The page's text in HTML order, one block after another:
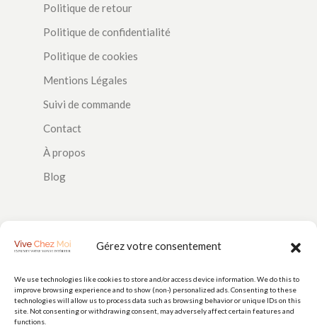
Gérez votre consentement
We use technologies like cookies to store and/or access device information. We do this to
improve browsing experience and to show (non-) personalized ads. Consenting to these
technologies will allow us to process data such as browsing behavior or unique IDs on this
site. Not consenting or withdrawing consent, may adversely affect certain features and
functions.
Politique de retour
Politique de confidentialité
Politique de cookies
Mentions Légales
Suivi de commande
Contact
À propos
Blog
PAIEMENTS